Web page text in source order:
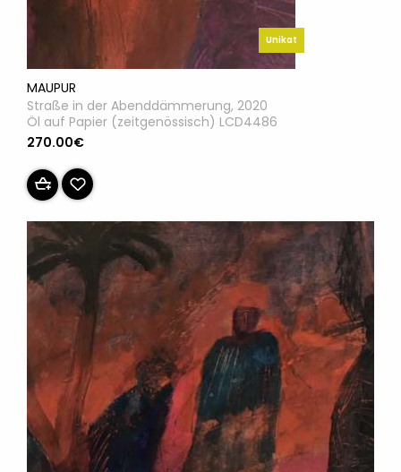
Unikat
MAUPUR
Straße in der Abenddämmerung, 2020
Öl auf Papier (zeitgenössisch) LCD4486
270.00€